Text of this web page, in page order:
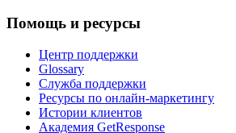
Помощь и ресурсы
Центр поддержки
Glossary
Служба поддержки
Ресурсы по онлайн-маркетингу
Истории клиентов
Академия GetResponse